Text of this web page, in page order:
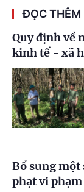
ĐỌC THÊM
Quy định về
kinh tế - xã
Bổ sung một
phạt vi